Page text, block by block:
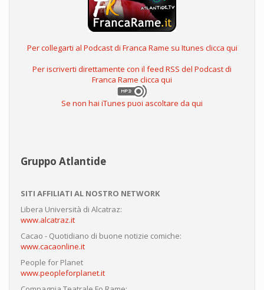
Per collegarti al Podcast di Franca Rame su Itunes clicca qui
Per iscriverti direttamente con il feed RSS del Podcast di
Franca Rame clicca qui
Se non hai iTunes puoi ascoltare da qui
Gruppo Atlantide
SITI AFFILIATI AL NOSTRO NETWORK
Libera Università di Alcatraz:
www.alcatraz.it
Cacao - Quotidiano di buone notizie comiche:
www.cacaonline.it
People for Planet
www.peopleforplanet.it